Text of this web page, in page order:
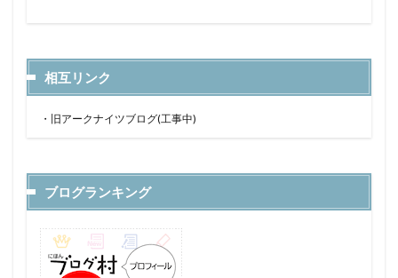
相互リンク
・ 旧アークナイツブログ(工事中)
ブログランキング